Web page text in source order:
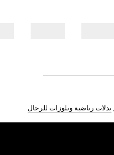
بدلات رياضية وبلوزات للرجال